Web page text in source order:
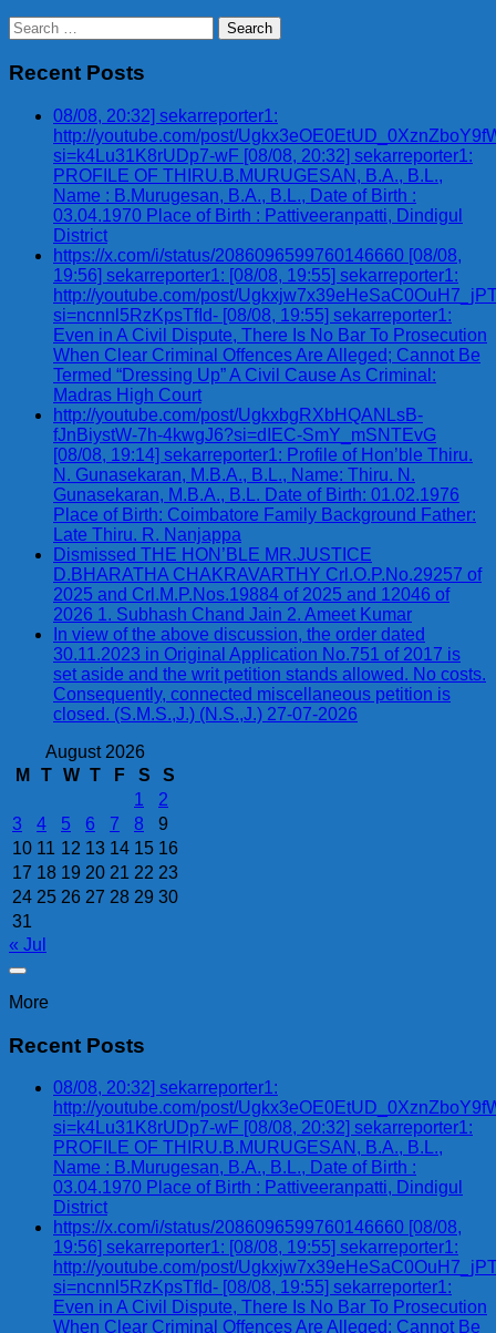
Search
for:
Recent Posts
08/08, 20:32] sekarreporter1:
http://youtube.com/post/
si=k4Lu31K8rUDp7-wF [08/08, 20:32] sekarreporter1:
PROFILE OF THIRU.B.MURUGESAN, B.A., B.L.,
Name : B.Murugesan, B.A., B.L., Date of Birth :
03.04.1970 Place of Birth : Pattiveeranpatti, Dindigul
District
https://x.com/i/status/2086096599760146660 [08/08,
19:56] sekarreporter1: [08/08, 19:55] sekarreporter1:
http://youtube.com/post/
si=ncnnl5RzKpsTfId- [08/08, 19:55] sekarreporter1:
Even in A Civil Dispute, There Is No Bar To Prosecution
When Clear Criminal Offences Are Alleged; Cannot Be
Termed “Dressing Up” A Civil Cause As Criminal:
Madras High Court
http://youtube.com/post/UgkxbgRXbHQANLsB-
fJnBiystW-7h-4kwgJ6?si=dIEC-SmY_mSNTEvG
[08/08, 19:14] sekarreporter1: Profile of Hon’ble Thiru.
N. Gunasekaran, M.B.A., B.L., Name: Thiru. N.
Gunasekaran, M.B.A., B.L. Date of Birth: 01.02.1976
Place of Birth: Coimbatore Family Background Father:
Late Thiru. R. Nanjappa
Dismissed THE HON’BLE MR.JUSTICE
D.BHARATHA CHAKRAVARTHY Crl.O.P.No.29257 of
2025 and Crl.M.P.Nos.19884 of 2025 and 12046 of
2026 1. Subhash Chand Jain 2. Ameet Kumar
In view of the above discussion, the order dated
30.11.2023 in Original Application No.751 of 2017 is
set aside and the writ petition stands allowed. No costs.
Consequently, connected miscellaneous petition is
closed. (S.M.S.,J.) (N.S.,J.) 27-07-2026
August 2026
M
T W T F S
S
1
2
3
4 5 6 7 8
9
10 11 12 13 14 15 16
17 18 19 20 21 22 23
24 25 26 27 28 29 30
31
« Jul
More
Recent Posts
08/08, 20:32] sekarreporter1:
http://youtube.com/post/
si=k4Lu31K8rUDp7-wF [08/08, 20:32] sekarreporter1:
PROFILE OF THIRU.B.MURUGESAN, B.A., B.L.,
Name : B.Murugesan, B.A., B.L., Date of Birth :
03.04.1970 Place of Birth : Pattiveeranpatti, Dindigul
District
https://x.com/i/status/2086096599760146660 [08/08,
19:56] sekarreporter1: [08/08, 19:55] sekarreporter1:
http://youtube.com/post/
si=ncnnl5RzKpsTfId- [08/08, 19:55] sekarreporter1:
Even in A Civil Dispute, There Is No Bar To Prosecution
When Clear Criminal Offences Are Alleged; Cannot Be